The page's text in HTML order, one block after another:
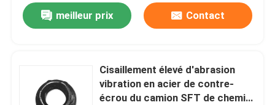
meilleur prix Contact
Cisaillement élevé d'abrasion
vibration en acier de contre-
écrou du camion SFT de chemin